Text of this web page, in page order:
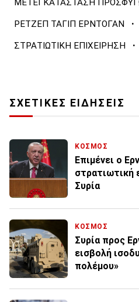
ΜΕΤΕΓΚΑΤΑΣΤΑΣΗ
ΡΕΤΖΕΠ ΤΑΓΙΠ ΕΡΝΤΟΓΑΝ ·
ΣΤΡΑΤΙΩΤΙΚΗ ΕΠΙΧΕΙΡΗΣΗ ·
ΣΧΕΤΙΚΕΣ ΕΙΔΗΣΕΙΣ
ΚΟΣΜΟΣ
Επιμένει ο
στρατιωτική
Συρία
ΚΟΣΜΟΣ
Συρία προς
εισβολή
πολέμου»